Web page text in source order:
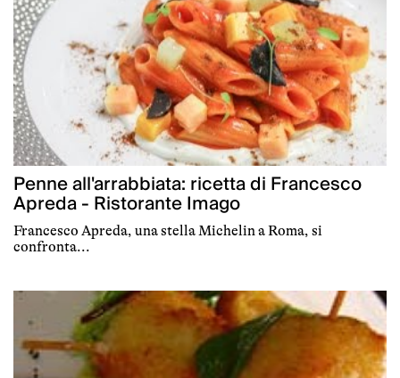
Penne all'arrabbiata: ricetta di Francesco
Apreda - Ristorante Imago
Francesco Apreda, una stella Michelin a Roma, si
confronta...